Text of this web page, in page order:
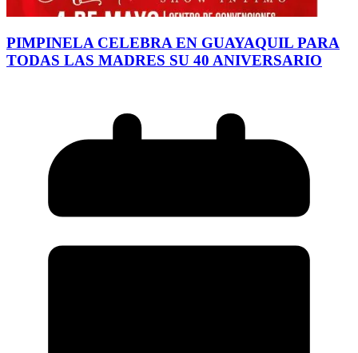
PIMPINELA CELEBRA EN GUAYAQUIL PARA
TODAS LAS MADRES SU 40 ANIVERSARIO